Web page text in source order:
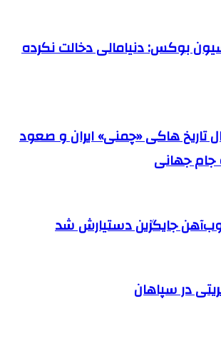
بوکس: دنیامالی دخالت نکرده
تاریخ هاکی «چمنی» ایران و صعود
جام جهانی
جایگزین دستیارش شد
در سپاهان